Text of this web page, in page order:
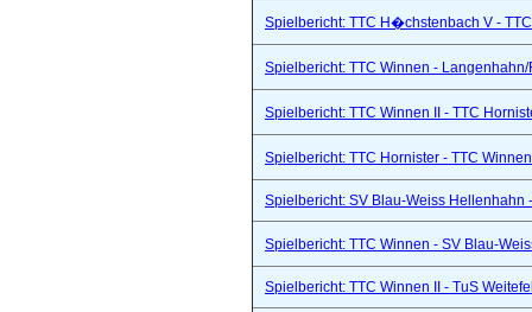
Spielbericht: TTC H�chstenbach V -
Spielbericht: TTC Winnen -
Spielbericht: TTC Winnen II - TTC
Spielbericht: TTC Hornister - TTC
Spielbericht: SV Blau-Weiss Hellenhahn
Spielbericht: TTC Winnen - SV Blau-
Spielbericht: TTC Winnen II - TuS